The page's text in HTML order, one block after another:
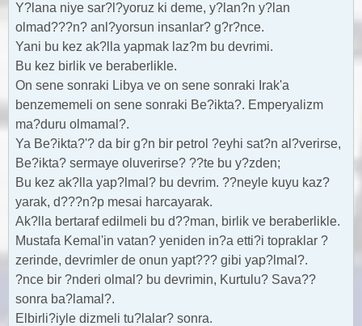
Y?lana niye sar?l?yoruz ki deme, y?lan?n y?lan
olmad???n? anl?yorsun insanlar? g?r?nce.
Yani bu kez ak?lla yapmak laz?m bu devrimi.
Bu kez birlik ve beraberlikle.
On sene sonraki Libya ve on sene sonraki Irak'a
benzememeli on sene sonraki Be?ikta?. Emperyalizm
ma?duru olmamal?.
Ya Be?ikta?'? da bir g?n bir petrol ?eyhi sat?n al?verirse,
Be?ikta? sermaye oluverirse? ??te bu y?zden;
Bu kez ak?lla yap?lmal? bu devrim. ??neyle kuyu kaz?
yarak, d???n?p mesai harcayarak.
Ak?lla bertaraf edilmeli bu d??man, birlik ve beraberlikle.
Mustafa Kemal'in vatan? yeniden in?a etti?i topraklar ?
zerinde, devrimler de onun yapt??? gibi yap?lmal?.
?nce bir ?nderi olmal? bu devrimin, Kurtulu? Sava??
sonra ba?lamal?.
Elbirli?iyle dizmeli tu?lalar? sonra.